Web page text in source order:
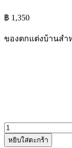
฿ 1,350
ของตกแต่งบ้านสำ
จำนวน
ของ
หยิบใส่ตะกร้า